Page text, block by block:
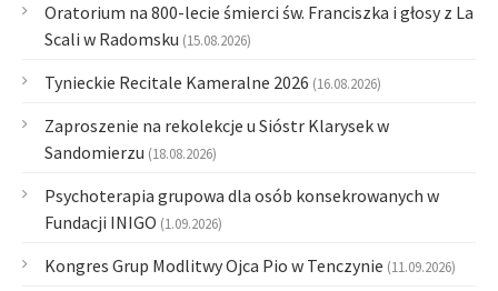
Oratorium na 800-lecie śmierci św. Franciszka i głosy z La
Scali w Radomsku (15.08.2026)
Tynieckie Recitale Kameralne 2026 (16.08.2026)
Zaproszenie na rekolekcje u Sióstr Klarysek w
Sandomierzu (18.08.2026)
Psychoterapia grupowa dla osób konsekrowanych w
Fundacji INIGO (1.09.2026)
Kongres Grup Modlitwy Ojca Pio w Tenczynie (11.09.2026)